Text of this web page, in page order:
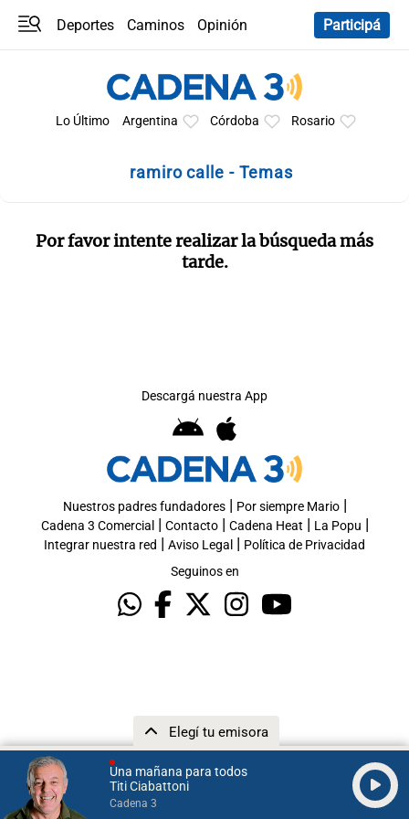
Una mañana para todos
Titi Ciabattoni
Cadena 3
Elegí tu emisora
Deportes Caminos
Opinión
Participá
Lo Último Argentina Córdoba Rosario
ramiro calle - Temas
Por favor intente realizar la búsqueda más
tarde.
Descargá nuestra App
Nuestros padres fundadores| Por siempre Mario|
Cadena 3 Comercial | Contacto| Cadena Heat | La Popu |
Integrar nuestra red | Aviso Legal | Política de Privacidad
Seguinos en